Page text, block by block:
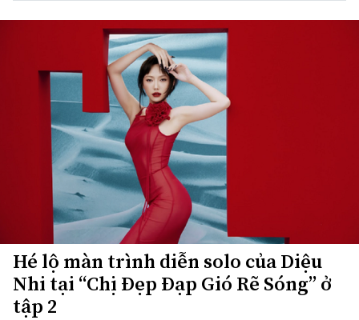
Hé lộ màn trình diễn solo của Diệu
Nhi tại “Chị Đẹp Đạp Gió Rẽ Sóng” ở
tập 2